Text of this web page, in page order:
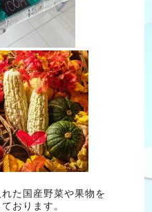
た国産野菜や果物を
おります。